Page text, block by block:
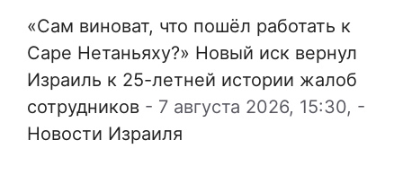
«Сам виноват, что пошёл работать к
Саре Нетаньяху?» Новый иск вернул
Израиль к 25-летней истории жалоб
сотрудников - 7 августа 2026, 15:30, -
Новости Израиля